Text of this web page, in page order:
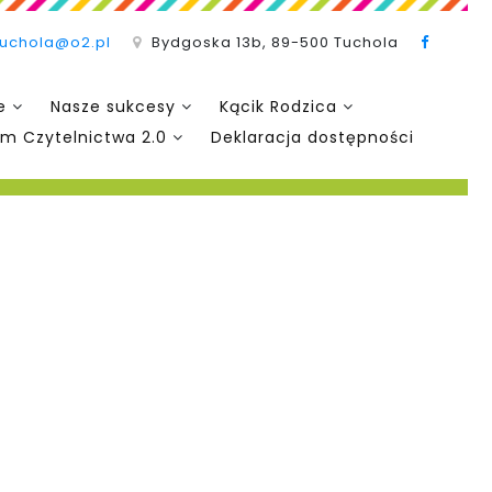
Bydgoska 13b, 89-500 Tuchola
Nasze sukcesy
Kącik Rodzica
Czytelnictwa 2.0 Deklaracja dostępności